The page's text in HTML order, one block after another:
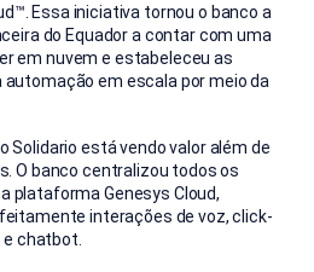
Essa iniciativa tornou o banco a
do Equador a contar com uma
em nuvem e estabeleceu as
automação em escala por meio da
Solidario está vendo valor além de
O banco centralizou todos os
plataforma Genesys Cloud,
interações de voz, click-
e chatbot.